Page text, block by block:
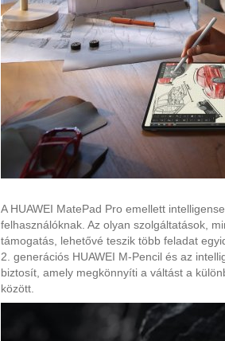
A HUAWEI MatePad Pro emellett
felhasználóknak. Az olyan szolgáltatások,
támogatás, lehetővé teszik több feladat
2. generációs HUAWEI M-Pencil és az
biztosít, amely megkönnyíti a váltást a
között.